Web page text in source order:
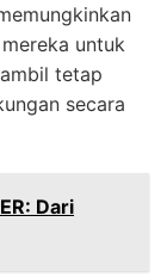
untuk
tetap
secara
Dari